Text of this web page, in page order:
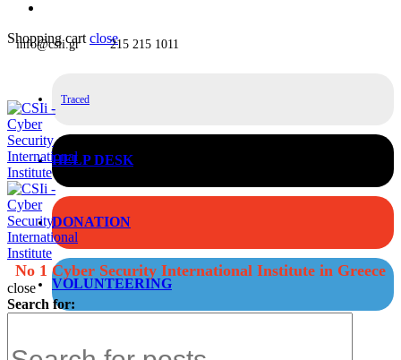
Shopping cart close
info@csii.gr 215 215 1011
Traced
HELP DESK
DONATION
VOLUNTEERING
No 1 Cyber Security International Institute in Greece
close
Search for: